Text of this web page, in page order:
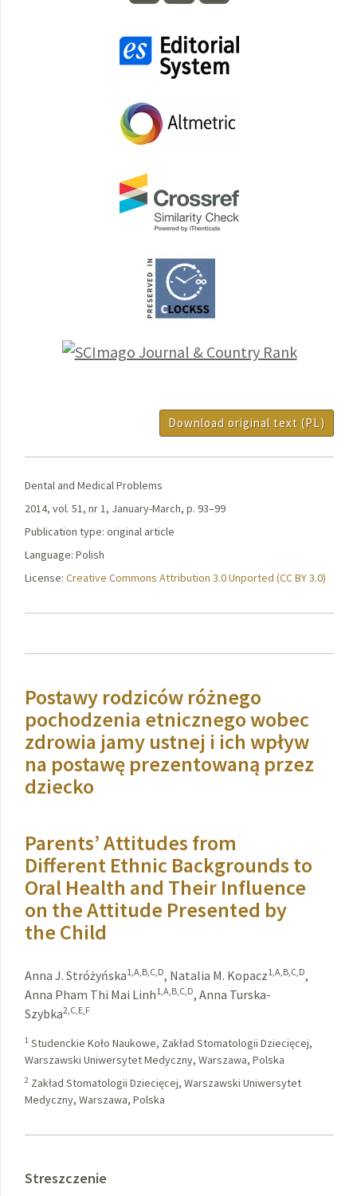
Download original text (PL)
Dental and Medical Problems
2014, vol. 51, nr 1, January-March, p. 93–99
Publication type: original article
Language: Polish
License: Creative Commons Attribution 3.0 Unported (CC BY 3.0)
Postawy rodziców różnego
pochodzenia etnicznego wobec
zdrowia jamy ustnej i ich wpływ
na postawę prezentowaną przez
dziecko
Parents’ Attitudes from
Different Ethnic Backgrounds to
Oral Health and Their Influence
on the Attitude Presented by
the Child
Anna J. Stróżyńska1,A,B,C,D, Natalia M. Kopacz1,A,B,C,D,
Anna Pham Thi Mai Linh1,A,B,C,D, Anna Turska-
Szybka2,C,E,F
1 Studenckie Koło Naukowe, Zakład Stomatologii Dziecięcej,
Warszawski Uniwersytet Medyczny, Warszawa, Polska
2 Zakład Stomatologii Dziecięcej, Warszawski Uniwersytet
Medyczny, Warszawa, Polska
Streszczenie